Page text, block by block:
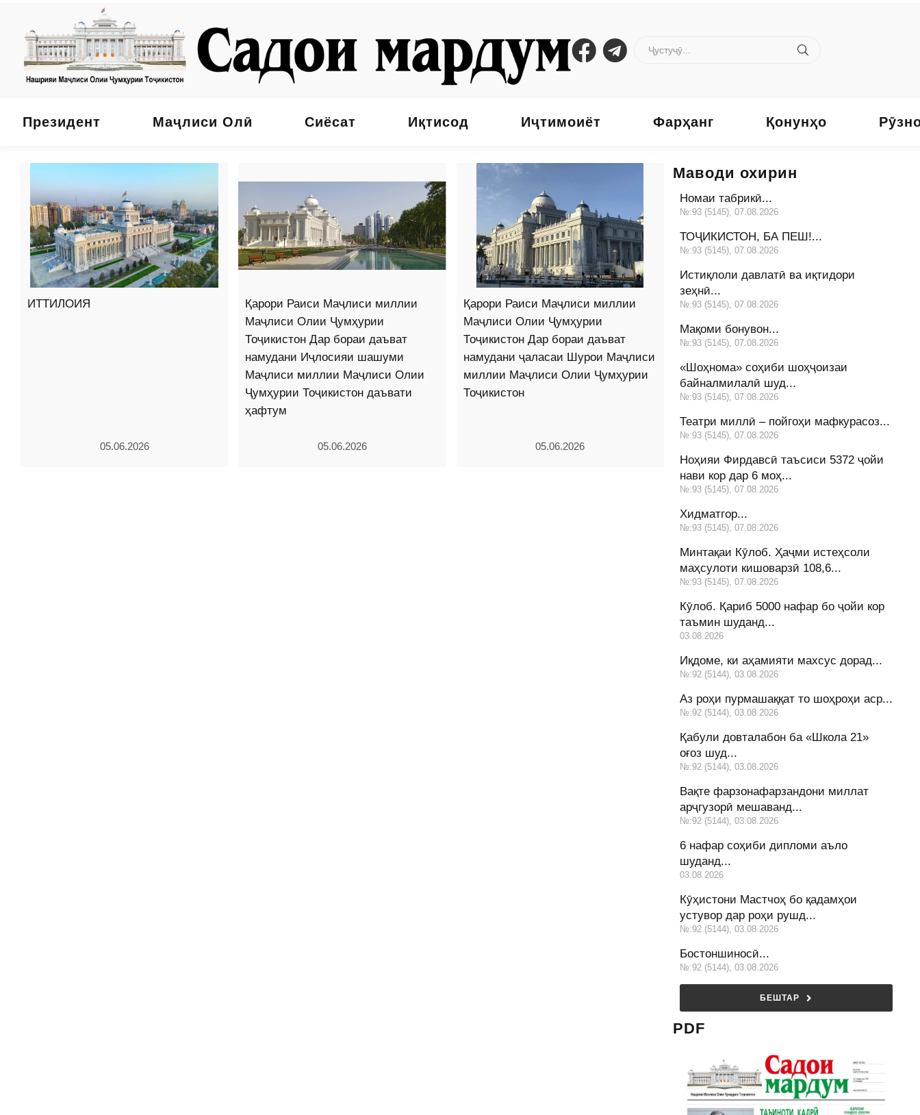
Президент Маҷлиси Олӣ Сиёсат Иқтисод Иҷтимоиёт Фарҳанг Қонунҳо
ИТТИЛОИЯ
05.06.2026
Қарори Раиси Маҷлиси миллии
Маҷлиси Олии Ҷумҳурии
Тоҷикистон Дар бораи даъват
намудани Иҷлосияи шашуми
Маҷлиси миллии Маҷлиси Олии
Ҷумҳурии Тоҷикистон даъвати
ҳафтум
05.06.2026
Қарори Раиси Маҷлиси миллии
Маҷлиси Олии Ҷумҳурии
Тоҷикистон Дар бораи даъват
намудани ҷаласаи Шурои Маҷлиси
миллии Маҷлиси Олии Ҷумҳурии
Тоҷикистон
05.06.2026
Маводи охирин
Номаи табрикӣ...
№:93 (5145), 07.08.2026
ТОҶИКИСТОН, БА ПЕШ!...
№:93 (5145), 07.08.2026
Истиқлоли давлатӣ ва иқтидори
зеҳнӣ...
№:93 (5145), 07.08.2026
Мақоми бонувон...
№:93 (5145), 07.08.2026
«Шоҳнома» соҳиби шоҳҷоизаи
байналмилалӣ шуд...
№:93 (5145), 07.08.2026
Театри миллӣ – пойгоҳи мафкурасоз...
№:93 (5145), 07.08.2026
Ноҳияи Фирдавсӣ таъсиси 5372 ҷойи
нави кор дар 6 моҳ...
№:93 (5145), 07.08.2026
Хидматгор...
№:93 (5145), 07.08.2026
Минтақаи Кӯлоб. Ҳаҷми истеҳсоли
маҳсулоти кишоварзӣ 108,6...
№:93 (5145), 07.08.2026
Кӯлоб. Қариб 5000 нафар бо ҷойи кор
таъмин шуданд...
03.08.2026
Иқдоме, ки аҳамияти махсус дорад...
№:92 (5144), 03.08.2026
Аз роҳи пурмашаққат то шоҳроҳи аср...
№:92 (5144), 03.08.2026
Қабули довталабон ба «Школа 21»
оғоз шуд...
№:92 (5144), 03.08.2026
Вақте фарзонафарзандони миллат
арҷгузорӣ мешаванд...
№:92 (5144), 03.08.2026
6 нафар соҳиби дипломи аъло
шуданд...
03.08.2026
Кӯҳистони Мастчоҳ бо қадамҳои
устувор дар роҳи рушд...
№:92 (5144), 03.08.2026
Бостоншиносӣ...
№:92 (5144), 03.08.2026
БЕШТАР
PDF